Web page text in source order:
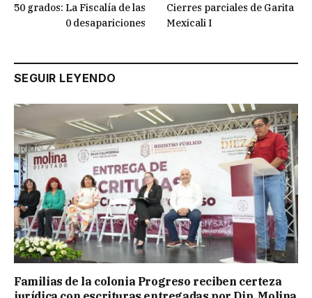
50 grados: La Fiscalía de las
0 desapariciones
Cierres parciales de Garita
Mexicali I
SEGUIR LEYENDO
Familias de la colonia Progreso reciben certeza